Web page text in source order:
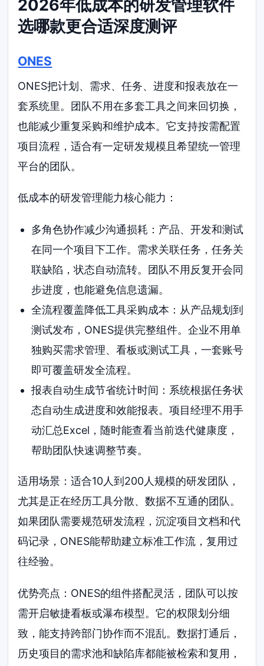
2026年低成本的研发管理软件
选哪款更合适深度测评
ONES
ONES把计划、需求、任务、进度和报表放在一
套系统里。团队不用在多套工具之间来回切换，
也能减少重复采购和维护成本。它支持按需配置
项目流程，适合有一定研发规模且希望统一管理
平台的团队。
低成本的研发管理能力核心能力：
多角色协作减少沟通损耗：产品、开发和测试
在同一个项目下工作。需求关联任务，任务关
联缺陷，状态自动流转。团队不用反复开会同
步进度，也能避免信息遗漏。
全流程覆盖降低工具采购成本：从产品规划到
测试发布，ONES提供完整组件。企业不用单
独购买需求管理、看板或测试工具，一套账号
即可覆盖研发全流程。
报表自动生成节省统计时间：系统根据任务状
态自动生成进度和效能报表。项目经理不用手
动汇总Excel，随时能查看当前迭代健康度，
帮助团队快速调整节奏。
适用场景：适合10人到200人规模的研发团队，
尤其是正在经历工具分散、数据不互通的团队。
如果团队需要规范研发流程，沉淀项目文档和代
码记录，ONES能帮助建立标准工作流，复用过
往经验。
优势亮点：ONES的组件搭配灵活，团队可以按
需开启敏捷看板或瀑布模型。它的权限划分细
致，能支持跨部门协作而不混乱。数据打通后，
历史项目的需求池和缺陷库都能被检索和复用，